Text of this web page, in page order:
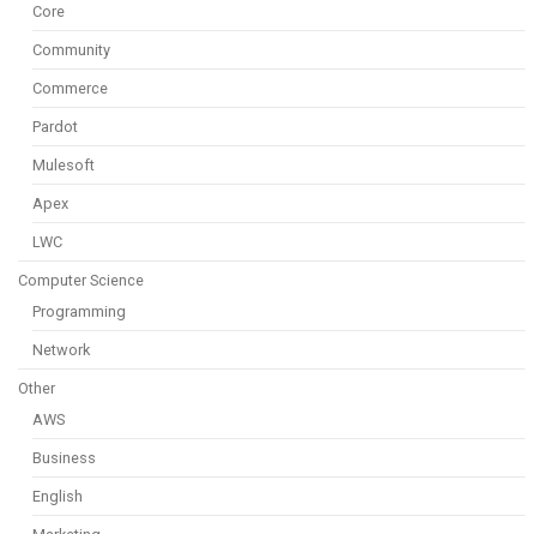
Core
Community
Commerce
Pardot
Mulesoft
Apex
LWC
Computer Science
Programming
Network
Other
AWS
Business
English